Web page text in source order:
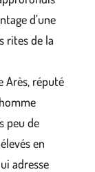
d’une
rites de la
Arès, réputé
peu de
en
adresse